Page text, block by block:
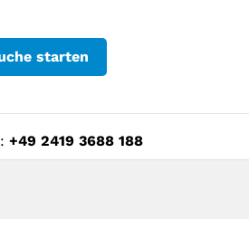
starten
+49 2419 3688 188